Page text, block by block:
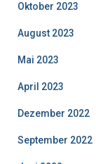
Oktober 2023
August 2023
Mai 2023
April 2023
Dezember 2022
September 2022